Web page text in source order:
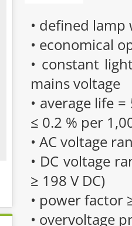
• defined
• economical
• constant
mains voltage
• average life
≤ 0.2 % per
• AC voltage
• DC voltage
≥ 198 V DC)
• power factor
• overvoltage